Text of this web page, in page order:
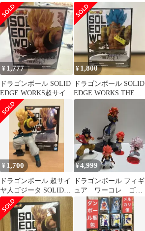
ト ゴジータ2種 出陣
7
¥ 1,777
ドラゴンボール SOLID
EDGE WORKS超サイヤ
人ゴジータ 新品未開
封
¥ 1,800
ドラゴンボール SOLID
EDGE WORKS THE出
陣 7 ゴジータ
¥ 1,700
ドラゴンボール 超サイ
ヤ人ゴジータ SOLID
EDGE WORKS-出陣-7
¥4,999
ドラゴンボール フィギ
ュア ワーコレ ゴジ
ータ 人造人間21号
等 ５種